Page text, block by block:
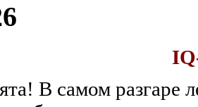
В самом разгаре